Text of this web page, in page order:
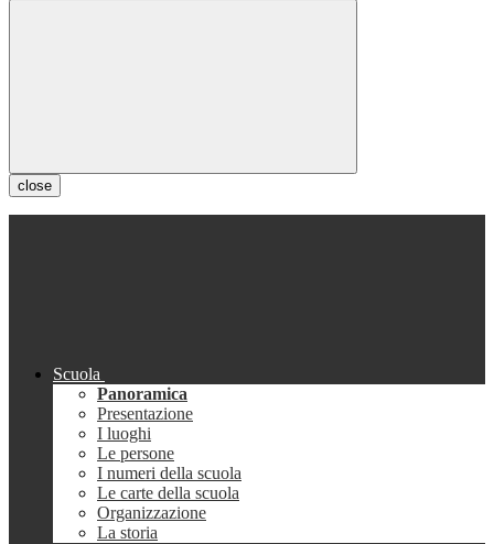
close
Scuola
Panoramica
Presentazione
I luoghi
Le persone
I numeri della scuola
Le carte della scuola
Organizzazione
La storia